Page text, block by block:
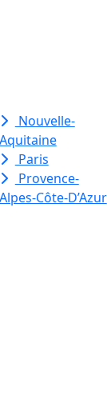
Nouvelle-
Aquitaine
Paris
Provence-
Alpes-Côte-D’Azur